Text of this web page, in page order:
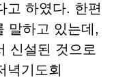
고 하였다. 한편
말하고 있는데,
신설된 것으로
녁기도회